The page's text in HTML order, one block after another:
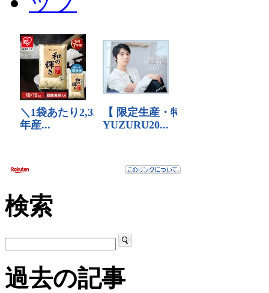
検索
過去の記事